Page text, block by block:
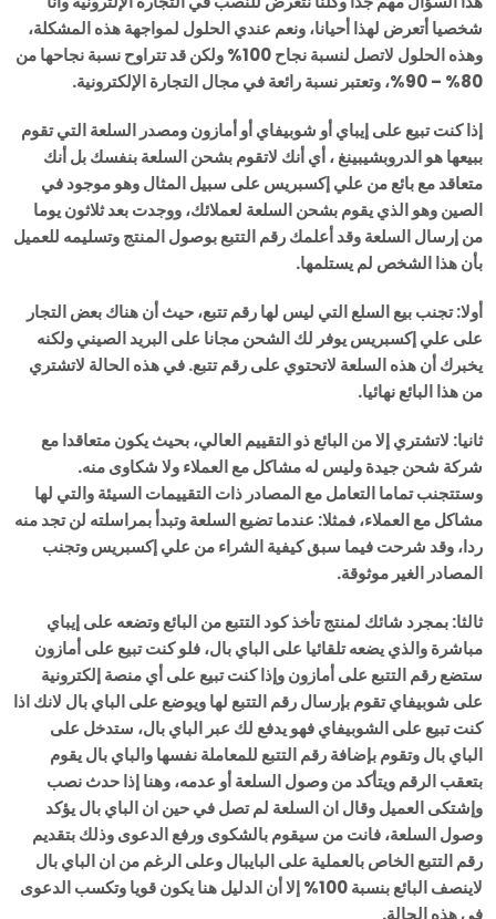
شخصيا أتعرض لهذا أحيانا، ونعم عندي الحلول لمواجهة هذه المشكلة،
وهذه الحلول لاتصل لنسبة نجاح 100% ولكن قد تتراوح نسبة نجاحها من
80% – 90%، وتعتبر نسبة رائعة في مجال التجارة الإلكترونية.
إذا كنت تبيع على إيباي أو شوبيفاي أو أمازون ومصدر السلعة التي تقوم
ببيعها هو الدروبشيبينغ ، أي أنك لاتقوم بشحن السلعة بنفسك بل أنك
متعاقد مع بائع من علي إكسبريس على سبيل المثال وهو موجود في
الصين وهو الذي يقوم بشحن السلعة لعملائك، ووجدت بعد ثلاثون يوما
من إرسال السلعة وقد أعلمك رقم التتبع بوصول المنتج وتسليمه للعميل
بأن هذا الشخص لم يستلمها.
أولا: تجنب بيع السلع التي ليس لها رقم تتبع، حيث أن هناك بعض التجار
على علي إكسبريس يوفر لك الشحن مجانا على البريد الصيني ولكنه
يخبرك أن هذه السلعة لاتحتوي على رقم تتبع. في هذه الحالة لاتشتري
من هذا البائع نهائيا.
ثانيا: لاتشتري إلا من البائع ذو التقييم العالي، بحيث يكون متعاقدا مع
شركة شحن جيدة وليس له مشاكل مع العملاء ولا شكاوى منه.
وستتجنب تماما التعامل مع المصادر ذات التقييمات السيئة والتي لها
مشاكل مع العملاء، فمثلا: عندما تضيع السلعة وتبدأ بمراسلته لن تجد منه
ردا، وقد شرحت فيما سبق كيفية الشراء من علي إكسبريس وتجنب
المصادر الغير موثوقة.
ثالثا: بمجرد شائك لمنتج تأخذ كود التتبع من البائع وتضعه على إيباي
مباشرة والذي يضعه تلقائيا على الباي بال، فلو كنت تبيع على أمازون
ستضع رقم التتبع على أمازون وإذا كنت تبيع على أي منصة إلكترونية
على شوبيفاي تقوم بإرسال رقم التتبع لها ويوضع على الباي بال لانك اذا
كنت تبيع على الشوبيفاي فهو يدفع لك عبر الباي بال، ستدخل على
الباي بال وتقوم بإضافة رقم التتبع للمعاملة نفسها والباي بال يقوم
بتعقب الرقم ويتأكد من وصول السلعة أو عدمه، وهنا إذا حدث نصب
وإشتكى العميل وقال ان السلعة لم تصل في حين ان الباي بال يؤكد
وصول السلعة، فانت من سيقوم بالشكوى ورفع الدعوى وذلك بتقديم
رقم التتبع الخاص بالعملية على البايبال وعلى الرغم من ان الباي بال
لاينصف البائع بنسبة 100% إلا أن الدليل هنا يكون قويا وتكسب الدعوى
في هذه الحالة.